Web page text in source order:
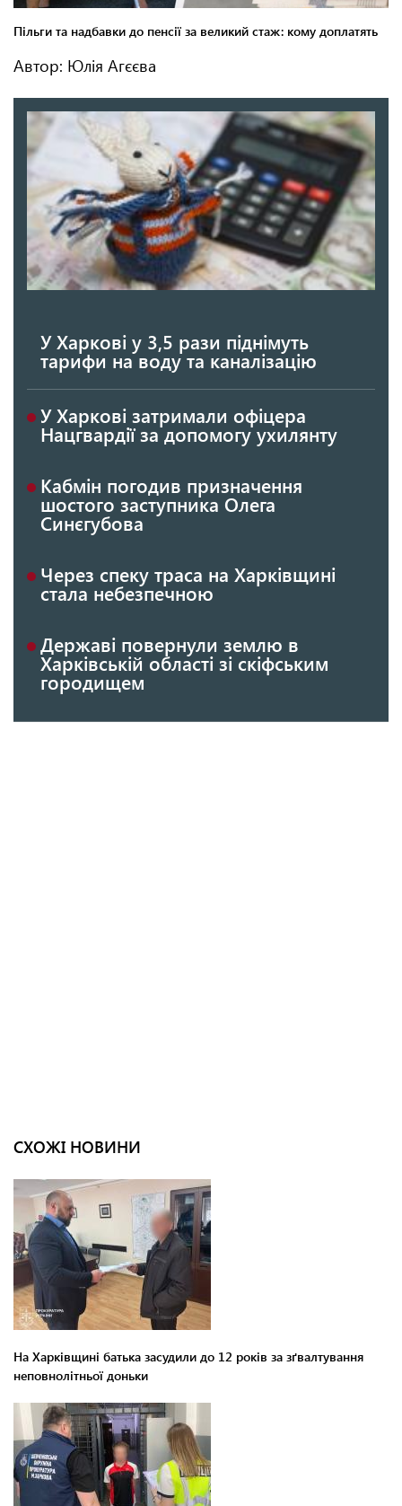
Автор: Юлія Агєєва
У Харкові у 3,5 рази піднімуть
тарифи на воду та каналізацію
У Харкові затримали офіцера
Нацгвардії за допомогу ухилянту
Кабмін погодив призначення
шостого заступника Олега
Синєгубова
Через спеку траса на Харківщині
стала небезпечною
Державі повернули землю в
Харківській області зі скіфським
городищем
СХОЖІ НОВИНИ
На Харківщині батька засудили до 12 років за зґвалтування
неповнолітньої доньки